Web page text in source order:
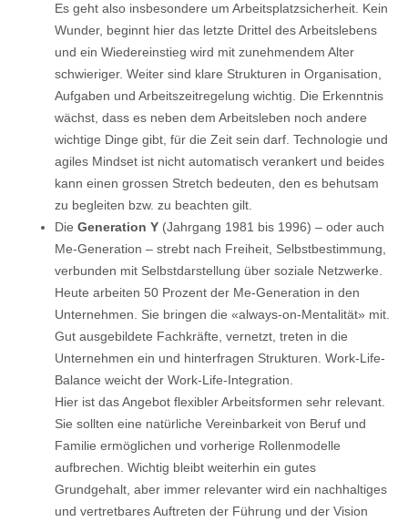
Es geht also insbesondere um Arbeitsplatzsicherheit. Kein
Wunder, beginnt hier das letzte Drittel des Arbeitslebens
und ein Wiedereinstieg wird mit zunehmendem Alter
schwieriger. Weiter sind klare Strukturen in Organisation,
Aufgaben und Arbeitszeitregelung wichtig. Die Erkenntnis
wächst, dass es neben dem Arbeitsleben noch andere
wichtige Dinge gibt, für die Zeit sein darf. Technologie und
agiles Mindset ist nicht automatisch verankert und beides
kann einen grossen Stretch bedeuten, den es behutsam
zu begleiten bzw. zu beachten gilt.
Die Generation Y (Jahrgang 1981 bis 1996) – oder auch
Me-Generation – strebt nach Freiheit, Selbstbestimmung,
verbunden mit Selbstdarstellung über soziale Netzwerke.
Heute arbeiten 50 Prozent der Me-Generation in den
Unternehmen. Sie bringen die «always-on-Mentalität» mit.
Gut ausgebildete Fachkräfte, vernetzt, treten in die
Unternehmen ein und hinterfragen Strukturen. Work-Life-
Balance weicht der Work-Life-Integration.
Hier ist das Angebot flexibler Arbeitsformen sehr relevant.
Sie sollten eine natürliche Vereinbarkeit von Beruf und
Familie ermöglichen und vorherige Rollenmodelle
aufbrechen. Wichtig bleibt weiterhin ein gutes
Grundgehalt, aber immer relevanter wird ein nachhaltiges
und vertretbares Auftreten der Führung und der Vision